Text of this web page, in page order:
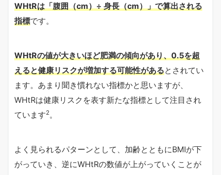
WHtRは「腹囲（cm）÷ 身長（cm）」で算出される
指標です。
WHtRの値が大きいほど肥満の傾向があり、0.5を超
えると健康リスクが増加する可能性があるとされてい
ます。あまり聞き慣れない指標かと思いますが、
WHtRは健康リスクを表す新たな指標として注目され
ています2。
よく見られるパターンとして、加齢とともにBMIが下
がっていき、逆にWHtRの数値が上がっていくことが